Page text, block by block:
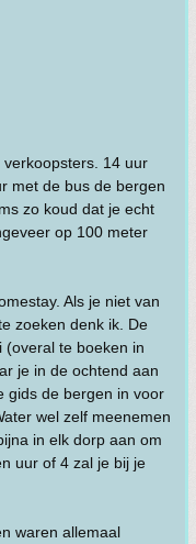
14 uur
met de bus de bergen
zo koud dat je echt
op 100 meter
Als je niet van
zoeken denk ik. De
(overal te boeken in
je in de ochtend aan
gids de bergen in voor
wel zelf meenemen
in elk dorp aan om
uur of 4 zal je bij je
waren allemaal